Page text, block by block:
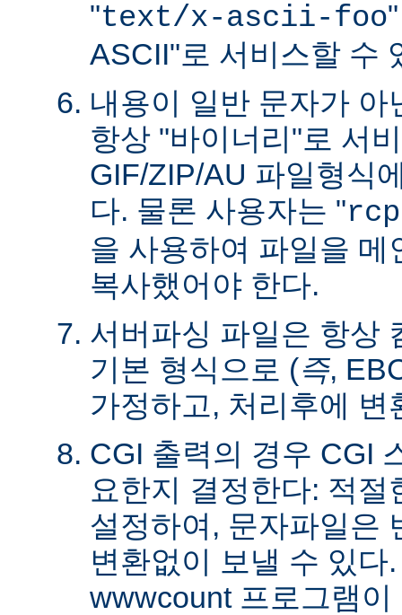
"text/x-ascii-foo
ASCII"로 서비스할 수
내용이 일반 문자가 아
항상 "바이너리"로 서
GIF/ZIP/AU 파일형식
다. 물론 사용자는 "
을 사용하여 파일을 메
복사했어야 한다.
서버파싱 파일은 항상
기본 형식으로 (즉,
가정하고, 처리후에 변
CGI 출력의 경우 CGI
요한지 결정한다: 적
설정하여, 문자파일은
변환없이 보낼 수 있다
wwwcount 프로그램